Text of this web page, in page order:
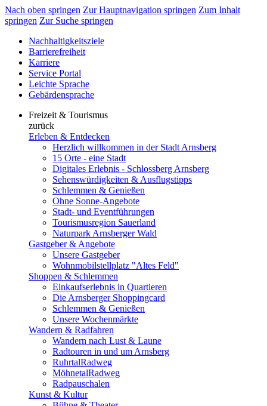
Nach oben springen Zur Hauptnavigation springen Zum Inhalt
springen Zur Suche springen
Nachhaltigkeitsziele
Barrierefreiheit
Karriere
Service Portal
Leichte Sprache
Gebärdensprache
Freizeit & Tourismus
zurück
Erleben & Entdecken
Herzlich willkommen in der Stadt Arnsberg
15 Orte - eine Stadt
Digitales Erlebnis - Schlossberg Arnsberg
Sehenswürdigkeiten & Ausflugstipps
Schlemmen & Genießen
Ohne Sonne-Angebote
Stadt- und Eventführungen
Tourismusregion Sauerland
Naturpark Arnsberger Wald
Gastgeber & Angebote
Unsere Gastgeber
Wohnmobilstellplatz "Altes Feld"
Shoppen & Schlemmen
Einkaufserlebnis in Quartieren
Die Arnsberger Shoppingcard
Schlemmen & Genießen
Unsere Wochenmärkte
Wandern & Radfahren
Wandern nach Lust & Laune
Radtouren in und um Arnsberg
RuhrtalRadweg
MöhnetalRadweg
Radpauschalen
Kunst & Kultur